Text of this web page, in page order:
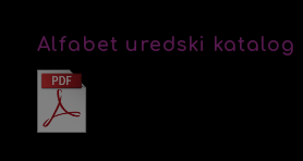
Alfabet uredski katalog